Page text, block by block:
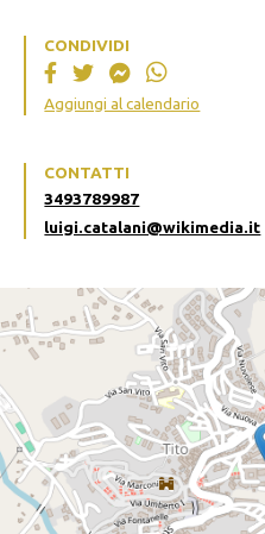
CONDIVIDI
Aggiungi al calendario
CONTATTI
3493789987
luigi.catalani@wikimedia.it